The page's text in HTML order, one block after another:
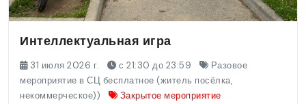
Интеллектуальная игра
31 июля 2026 г. с 21:30 до 23:59
Разовое
мероприятие в СЦ бесплатное (житель посёлка,
некоммерческое))
Закрытое мероприятие